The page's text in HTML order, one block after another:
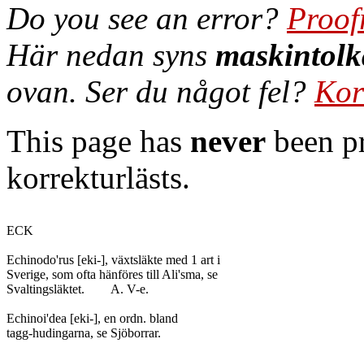
Do you see an error?
Här nedan syns
ovan. Ser du något fel?
This page has never been
korrekturlästs.
ECK
Echinodo'rus [eki-], växtsläkte med 1 art i
Sverige, som ofta hänföres till Ali'sma, se
Svaltingsläktet.	A. V-e.
Echinoi'dea [eki-], en ordn. bland
tagg-hudingarna, se Sjöborrar.